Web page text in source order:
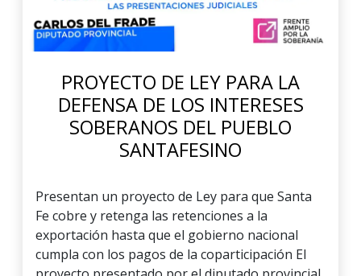
PROYECTO DE LEY PARA LA
DEFENSA DE LOS INTERESES
SOBERANOS DEL PUEBLO
SANTAFESINO
Presentan un proyecto de Ley para que Santa
Fe cobre y retenga las retenciones a la
exportación hasta que el gobierno nacional
cumpla con los pagos de la coparticipación El